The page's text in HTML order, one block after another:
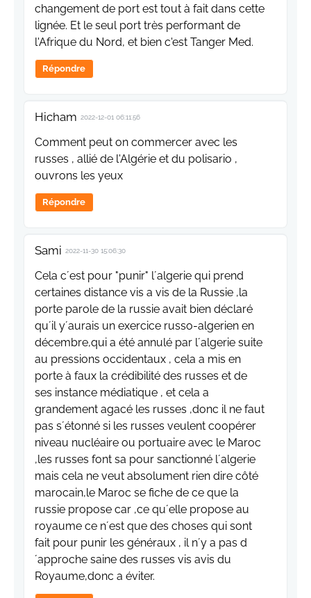
changement de port est tout à fait dans cette
lignée. Et le seul port très performant de
l'Afrique du Nord, et bien c'est Tanger Med.
Répondre
Hicham 2022-12-01 06:11:56
Comment peut on commercer avec les
russes , allié de l'Algérie et du polisario ,
ouvrons les yeux
Répondre
Sami 2022-11-30 15:06:30
Cela c´est pour "punir" l´algerie qui prend
certaines distance vis a vis de la Russie ,la
porte parole de la russie avait bien déclaré
qu´il y´aurais un exercice russo-algerien en
décembre,qui a été annulé par l´algerie suite
au pressions occidentaux , cela a mis en
porte à faux la crédibilité des russes et de
ses instance médiatique , et cela a
grandement agacé les russes ,donc il ne faut
pas s´étonné si les russes veulent coopérer
niveau nucléaire ou portuaire avec le Maroc
,les russes font sa pour sanctionné l´algerie
mais cela ne veut absolument rien dire côté
marocain,le Maroc se fiche de ce que la
russie propose car ,ce qu´elle propose au
royaume ce n´est que des choses qui sont
fait pour punir les généraux , il n´y a pas d
´approche saine des russes vis avis du
Royaume,donc a éviter.